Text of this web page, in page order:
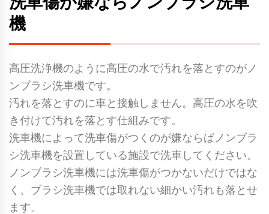
機
高圧洗浄機のように高圧の水で汚れを落とすのがノ
ンブラシ洗車機です。
汚れを落とすのに車と接触しません。高圧の水を吹
き付けて汚れを落とす仕組みです。
洗車機によって洗車傷がつくのが嫌ならばノンブラ
シ洗車機を設置している施設で洗車してください。
ノンブラシ洗車機には洗車傷がつかないだけではな
く、ブラシ洗車機では取れない細かい汚れも落とせ
ます。